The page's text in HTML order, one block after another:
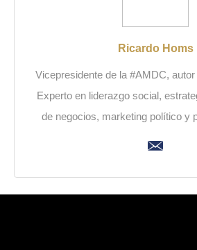
Ricardo Homs
Vicepresidente de la #AMDC,
Experto en liderazgo social,
de negocios, marketing político y